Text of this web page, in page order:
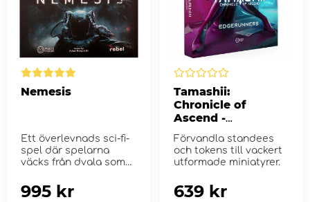
Nemesis
Ett överlevnads sci-fi-
spel där spelarna
väcks från dvala som
995 kr
Tamashii:
Chronicle of
Ascend -
Miniature Pack
(Exp.)
Förvandla standees
och tokens till vackert
utformade miniatyrer.
639 kr